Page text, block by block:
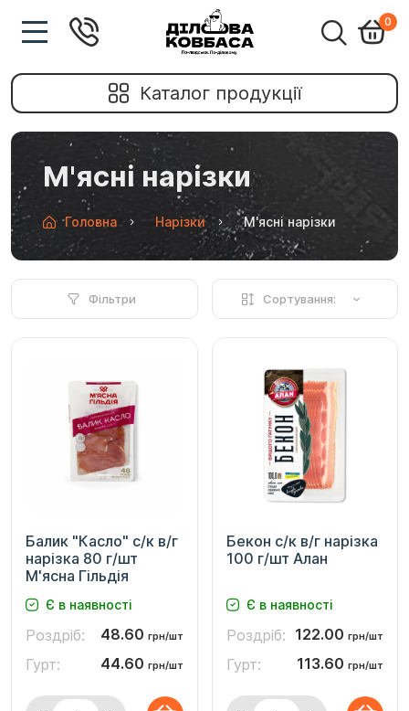
0
Каталог продукції
М'ясні нарізки
Головна Нарізки М'ясні нарізки
Фільтри Сортування:
Балик "Касло" c/к в/г
нарізка 80 г/шт
М'ясна Гільдія
Є в наявності
Роздріб: 48.60 грн/шт
Гурт: 44.60 грн/шт
Бекон с/к в/г нарізка
100 г/шт Алан
Є в наявності
Роздріб: 122.00 грн/шт
Гурт: 113.60 грн/шт